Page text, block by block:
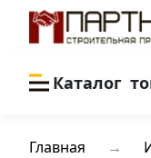
Каталог
Главная